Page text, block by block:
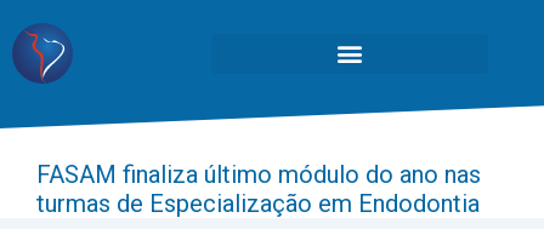
FASAM finaliza último módulo do ano nas
turmas de Especialização em Endodontia